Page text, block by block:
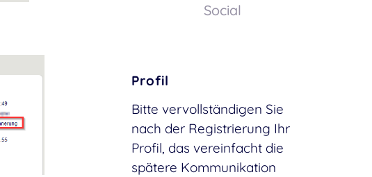
Social
Profil
Bitte vervollständigen Sie
nach der Registrierung Ihr
Profil, das vereinfacht die
spätere Kommunikation